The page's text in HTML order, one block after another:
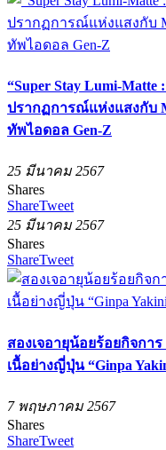
“Super Stay Lumi-Matte
ปรากฏการณ์แห่งแสงกับ
ทัพไอดอล Gen-Z
25 มีนาคม 2567
Shares
ShareTweet
25 มีนาคม 2567
Shares
ShareTweet
สองเจอายุน้อยร้อยกิจกา
เนื้อย่างญี่ปุ่น “Ginpa
7 พฤษภาคม 2567
Shares
ShareTweet